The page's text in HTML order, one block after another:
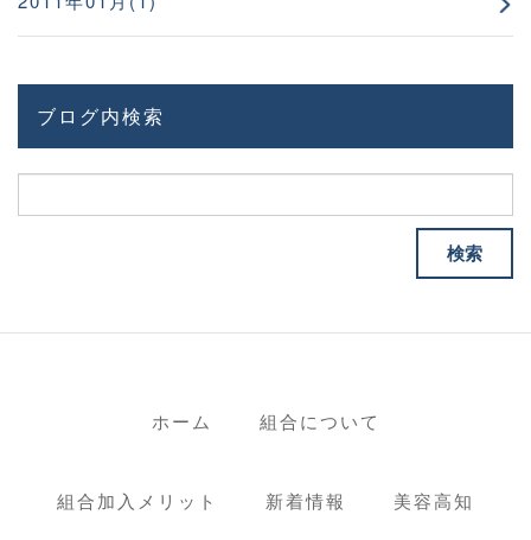
ブログ内検索
ホーム 組合について
組合加入メリット 新着情報 美容高知